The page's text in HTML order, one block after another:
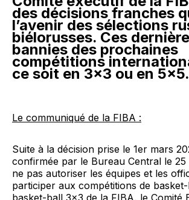
des décisions franches
l’avenir des sélections
biélorusses. Ces
bannies des prochaines
compétitions
ce soit en 3×3 ou en 5×5.
Le communiqué de la FIBA :
Suite à la décision prise le 1er mars
confirmée par le Bureau Central le 25
ne pas autoriser les équipes et les
participer aux compétitions de
basket-ball 3×3 de la FIBA, le Comité